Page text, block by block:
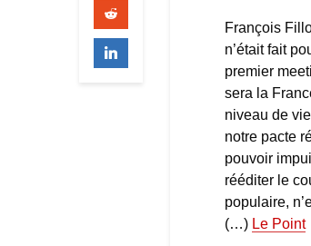
François
n’était fait
premier
sera la
niveau de
notre pacte
pouvoir
rééditer le
populaire,
(…) Le Point